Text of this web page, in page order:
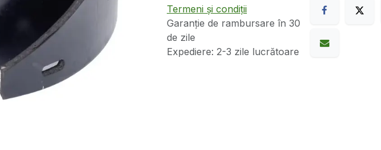
Termeni și condiții
Garanție de rambursare în 30
de zile
Expediere: 2-3 zile lucrătoare